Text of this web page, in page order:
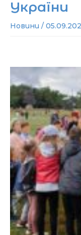
України
Новини /